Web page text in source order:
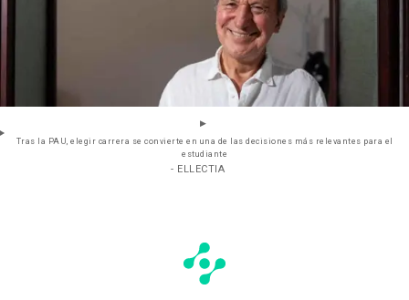
Tras la PAU, elegir carrera se convierte en una de las decisiones más relevantes para el
estudiante
- ELLECTIA